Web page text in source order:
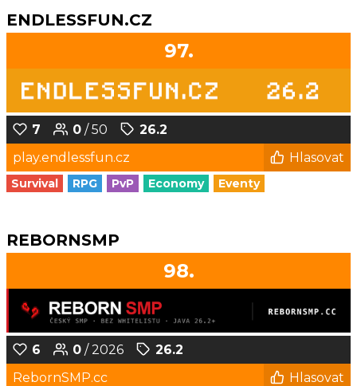
ENDLESSFUN.CZ
97.
7 0 / 50
26.2
play.endlessfun.cz
Hlasovat
Survival RPG PvP Economy Eventy
REBORNSMP
98.
6 0 / 2026
26.2
RebornSMP.cc
Hlasovat